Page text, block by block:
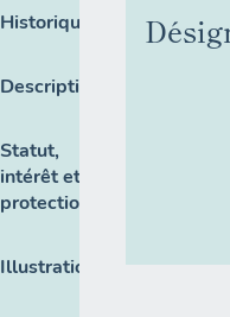
Historique
Description
Statut,
intérêt et
protection
Illustrations